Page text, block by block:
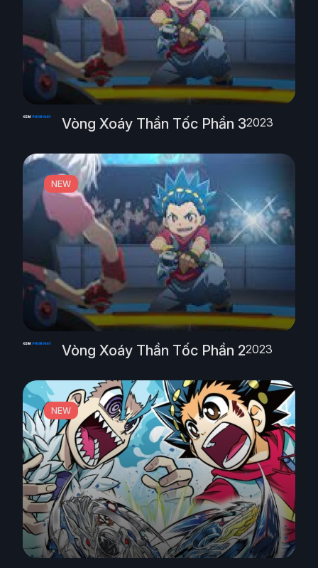
Vòng Xoáy Thần Tốc Phần 32023
NEW
Vòng Xoáy Thần Tốc Phần 22023
NEW